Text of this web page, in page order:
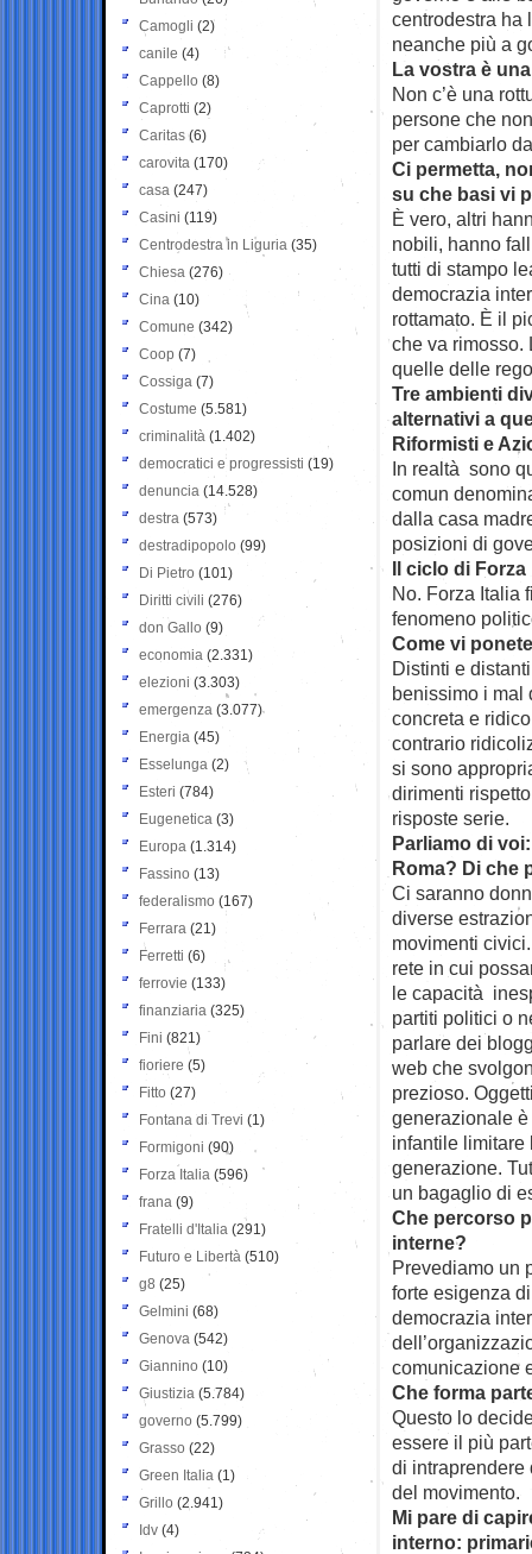
centrodestra ha
neanche più a
La vostra è
Non c’è una
persone che
per cambiarlo
Ci permetta,
su che basi vi
È vero, altri
nobili, hanno
tutti di stampo
democrazia
rottamato. È il
che va rimosso.
quelle delle
Tre ambienti
alternativi a
Riformisti e
In realtà sono
comun
dalla casa
posizioni di
Il ciclo di
No. Forza Italia
fenomeno
Come vi
Distinti e
benissimo i
concreta e
contrario
si sono
dirimenti
risposte serie.
Parliamo di
Roma? Di che
Ci saranno
diverse
movimenti
rete in cui
le capacità
partiti politici o
parlare dei
web che
prezioso.
generazionale
infantile limitare
generazione.
un bagaglio di
Che percorso
interne?
Prevediamo un
forte esigenza
democrazia
comunicazione
Che forma
Questo lo
essere il più
di intraprendere
del movimento.
Mi pare di
interno:
Camogli (2)
canile (4)
Cappello (8)
Caprotti (2)
Caritas (6)
carovita (170)
casa (247)
Casini (119)
Centrodestra in Liguria (35)
Chiesa (276)
Cina (10)
Comune (342)
Coop (7)
Cossiga (7)
Costume (5.581)
criminalità (1.402)
democratici e progressisti (19)
denuncia (14.528)
destra (573)
destradipopolo (99)
Di Pietro (101)
Diritti civili (276)
don Gallo (9)
economia (2.331)
elezioni (3.303)
emergenza (3.077)
Energia (45)
Esselunga (2)
Esteri (784)
Eugenetica (3)
Europa (1.314)
Fassino (13)
federalismo (167)
Ferrara (21)
Ferretti (6)
ferrovie (133)
finanziaria (325)
Fini (821)
fioriere (5)
Fitto (27)
Fontana di Trevi (1)
Formigoni (90)
Forza Italia (596)
frana (9)
Fratelli d'Italia (291)
Futuro e Libertà (510)
g8 (25)
Gelmini (68)
Genova (542)
Giannino (10)
Giustizia (5.784)
governo (5.799)
Grasso (22)
Green Italia (1)
Grillo (2.941)
Idv (4)